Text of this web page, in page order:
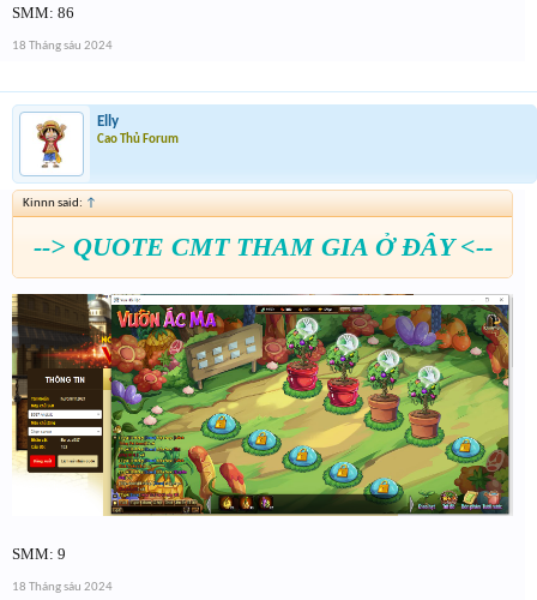
SMM: 86
18 Tháng sáu 2024
Elly
Cao Thủ Forum
Kinnn said: ↑
--> QUOTE CMT THAM GIA Ở ĐÂY <--
SMM: 9
18 Tháng sáu 2024